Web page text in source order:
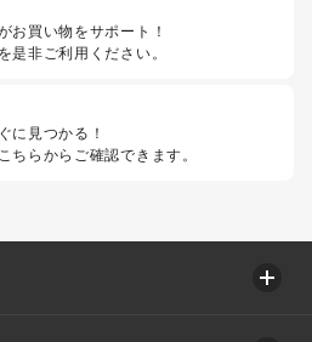
お買い物をサポート！
是非ご利用ください。
に見つかる！
ちらからご確認できます。